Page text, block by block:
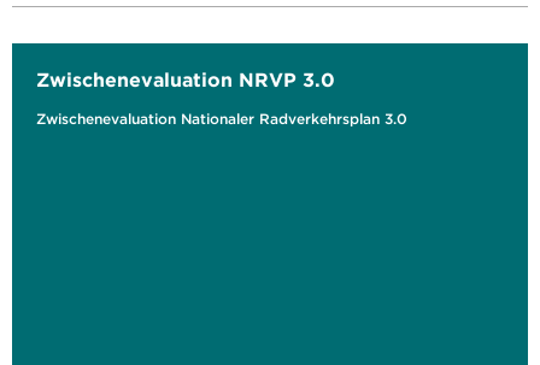
Zwischenevaluation NRVP 3.0
Zwischenevaluation Nationaler Radverkehrsplan 3.0